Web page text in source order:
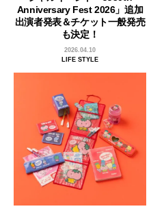
Anniversary Fest 2026」追加
出演者発表＆チケット一般発売
も決定！
2026.04.10
LIFE STYLE